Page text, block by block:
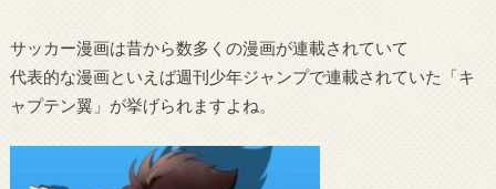
サッカー漫画は昔から数多くの漫画が連載されていて
代表的な漫画といえば週刊少年ジャンプで連載されていた「キ
ャプテン翼」が挙げられますよね。